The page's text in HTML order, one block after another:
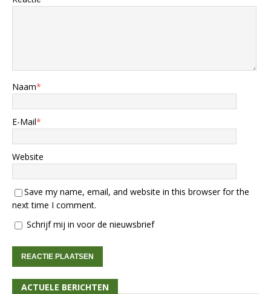
Naam*
E-Mail*
Website
Save my name, email, and website in this browser for the
next time I comment.
Schrijf mij in voor de nieuwsbrief
ACTUELE BERICHTEN